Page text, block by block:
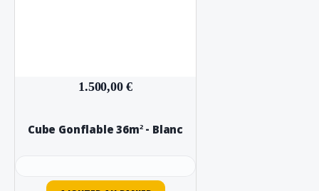
1.500,00 €
Cube Gonflable 36m² - Blanc